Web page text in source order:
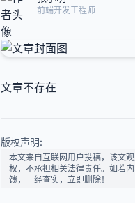
前端开发工程师
文章不存在
版权声明:
本文来自互联网用户投稿，该文
权，不承担相关法律责任。如若
馈，一经查实，立即删除！